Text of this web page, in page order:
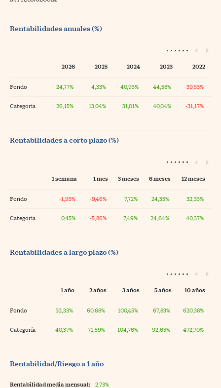
Rentabilidades anuales (%)
2026 2025 2024 2023 2022
Fondo 24,77% 4,33% 40,93% 44,58% -39,53%
Categoría 26,15% 13,04% 31,01% 40,04% -31,17%
Rentabilidades a corto plazo (%)
1 semana 1 mes 3 meses 6 meses 12 meses
Fondo -1,93% -9,46% 7,72% 24,35% 32,33%
Categoría 0,45% -5,86% 7,49% 24,64% 40,37%
Rentabilidades a largo plazo (%)
1 año 2 años 3 años 5 años 10 años
Fondo 32,33% 60,68% 100,45% 67,83% 620,38%
Categoría 40,37% 71,59% 104,76% 92,65% 472,70%
Rentabilidad/Riesgo a 1 año
Rentabilidad media mensual: 2,73%